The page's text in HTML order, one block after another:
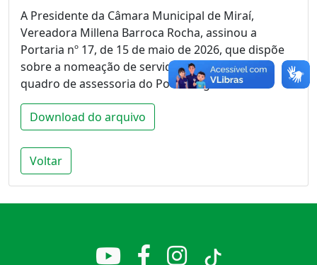
A Presidente da Câmara Municipal de Miraí,
Vereadora Millena Barroca Rocha, assinou a
Portaria nº 17, de 15 de maio de 2026, que dispõe
sobre a nomeação de servidor para compor o
quadro de assessoria do Poder Legislativo.
Download do arquivo
Voltar